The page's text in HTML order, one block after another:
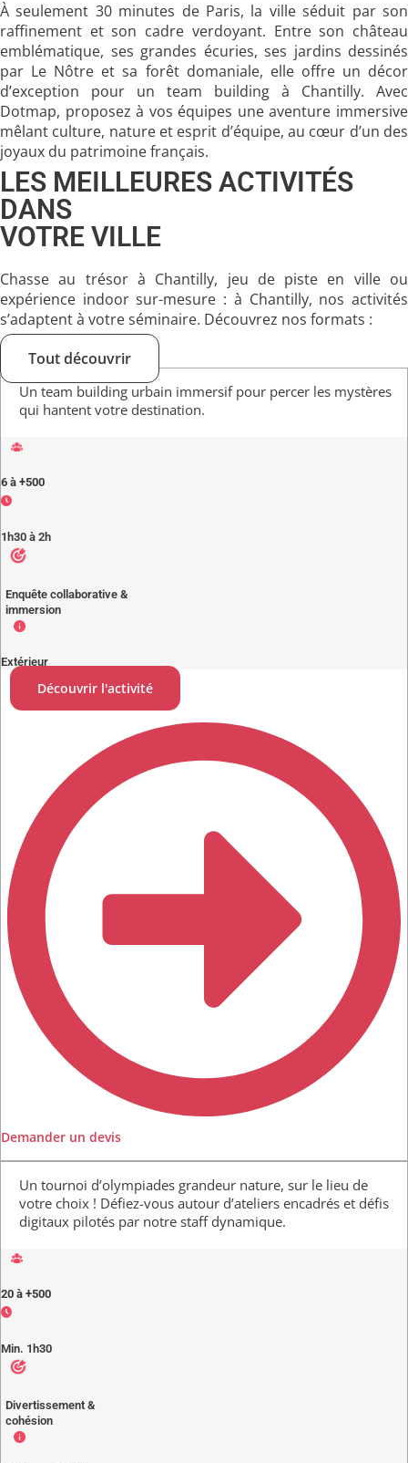
À seulement 30 minutes de Paris, la ville séduit par son
raffinement et son cadre verdoyant. Entre son château
emblématique, ses grandes écuries, ses jardins dessinés
par Le Nôtre et sa forêt domaniale, elle offre un décor
d’exception pour un team building à Chantilly. Avec
Dotmap, proposez à vos équipes une aventure immersive
mêlant culture, nature et esprit d’équipe, au cœur d’un des
joyaux du patrimoine français.
LES MEILLEURES ACTIVITÉS
DANS
VOTRE VILLE
Chasse au trésor à Chantilly, jeu de piste en ville ou
expérience indoor sur-mesure : à Chantilly, nos activités
s’adaptent à votre séminaire. Découvrez nos formats :
Tout découvrir
Un team building urbain immersif pour percer les mystères
qui hantent votre destination.
6 à +500
1h30 à 2h
Enquête collaborative &
immersion
Extérieur
Découvrir l'activité
Demander un devis
Un tournoi d’olympiades grandeur nature, sur le lieu de
votre choix ! Défiez-vous autour d’ateliers encadrés et défis
digitaux pilotés par notre staff dynamique.
20 à +500
Min. 1h30
Divertissement &
cohésion